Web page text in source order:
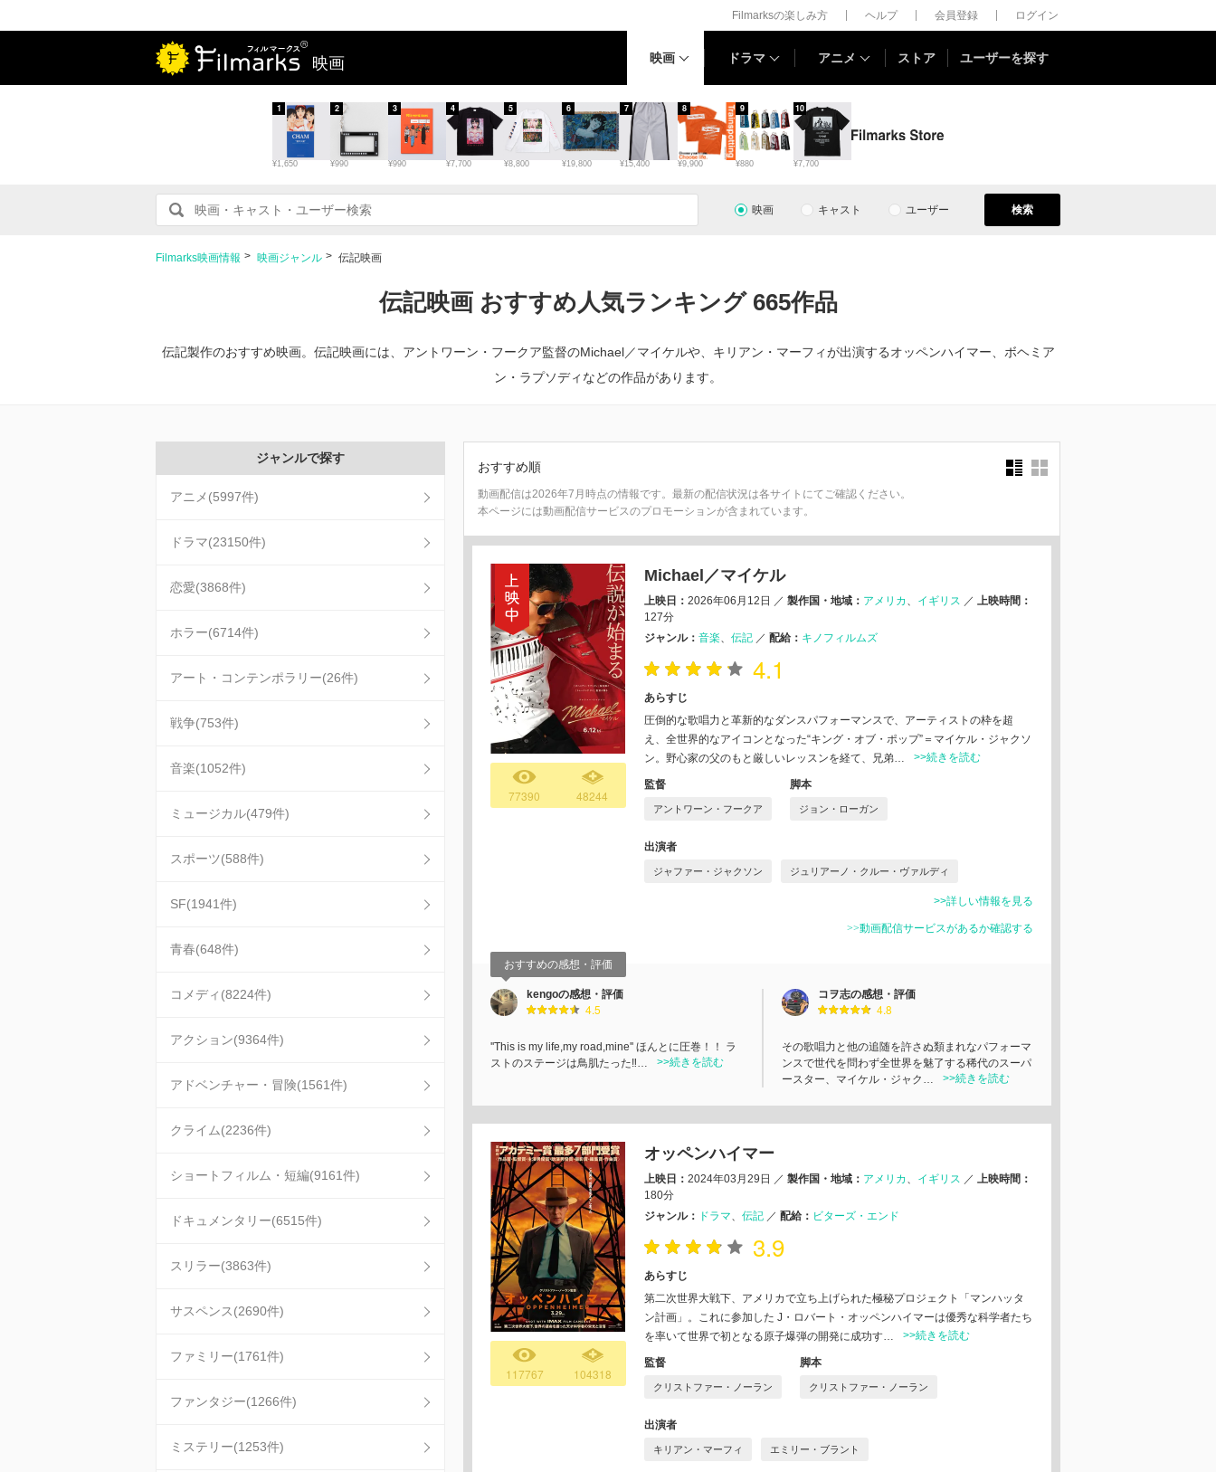
Filmarksの楽しみ方 ヘルプ 会員登録 ログイン
映画 映画 ドラマ アニメ ストア ユーザーを探す
¥1,650
1
¥990
2
¥990
3
¥7,700
4
¥8,800
5
¥19,800
6
¥15,400
7
¥9,900
8
¥880
9
¥7,700
10
映画 キャスト ユーザー 検索
Filmarks映画情報 映画ジャンル 伝記映画
伝記映画 おすすめ人気ランキング 665作品
伝記製作のおすすめ映画。伝記映画には、アントワーン・フークア監督のMichael／マイケルや、キリアン・マーフィが出演するオッペンハイマー、ボヘミア
ン・ラプソディなどの作品があります。
ジャンルで探す
アニメ(5997件)
ドラマ(23150件)
恋愛(3868件)
ホラー(6714件)
アート・コンテンポラリー(26件)
戦争(753件)
音楽(1052件)
ミュージカル(479件)
スポーツ(588件)
SF(1941件)
青春(648件)
コメディ(8224件)
アクション(9364件)
アドベンチャー・冒険(1561件)
クライム(2236件)
ショートフィルム・短編(9161件)
ドキュメンタリー(6515件)
スリラー(3863件)
サスペンス(2690件)
ファミリー(1761件)
ファンタジー(1266件)
ミステリー(1253件)
おすすめ順
動画配信は2026年7月時点の情報です。最新の配信状況は各サイトにてご確認ください。
本ページには動画配信サービスのプロモーションが含まれています。
77390 48244
Michael／マイケル
上映日： 2026年06月12日 ／ 製作国・地域： アメリカ イギリス ／ 上映時間：
127分
ジャンル： 音楽 伝記 ／ 配給： キノフィルムズ
4.1
あらすじ
圧倒的な歌唱力と革新的なダンスパフォーマンスで、アーティストの枠を超
え、全世界的なアイコンとなった“キング・オブ・ポップ”＝マイケル・ジャクソ
ン。野心家の父のもと厳しいレッスンを経て、兄弟…
>>続きを読む
監督
アントワーン・フークア
脚本
ジョン・ローガン
出演者
ジャファー・ジャクソン ジュリアーノ・クルー・ヴァルディ
>>詳しい情報を見る
>>動画配信サービスがあるか確認する
おすすめの感想・評価
kengoの感想・評価
4.5
''This is my life,my road,mine'' ほんとに圧巻！！ ラ
ストのステージは鳥肌たった‼️…
>>続きを読む
コヲ志の感想・評価
4.8
その歌唱力と他の追随を許さぬ類まれなパフォーマ
ンスで世代を問わず全世界を魅了する稀代のスーパ
ースター、マイケル・ジャク…
>>続きを読む
117767 104318
オッペンハイマー
上映日： 2024年03月29日 ／ 製作国・地域： アメリカ イギリス ／ 上映時間：
180分
ジャンル： ドラマ 伝記 ／ 配給： ビターズ・エンド
3.9
あらすじ
第二次世界大戦下、アメリカで立ち上げられた極秘プロジェクト「マンハッタ
ン計画」。これに参加した J・ロバート・オッペンハイマーは優秀な科学者たち
を率いて世界で初となる原子爆弾の開発に成功す…
>>続きを読む
監督
クリストファー・ノーラン
脚本
クリストファー・ノーラン
出演者
キリアン・マーフィ エミリー・ブラント